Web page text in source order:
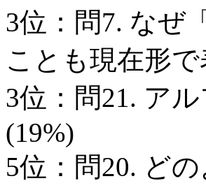
3位：問7. なぜ
ことも現在形
3位：問21. ア
(19%)
5位：問20. ど